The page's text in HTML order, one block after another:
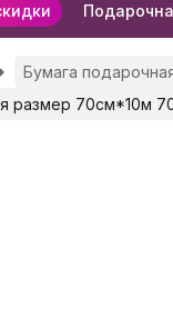
Бумага
размер 70см*10м